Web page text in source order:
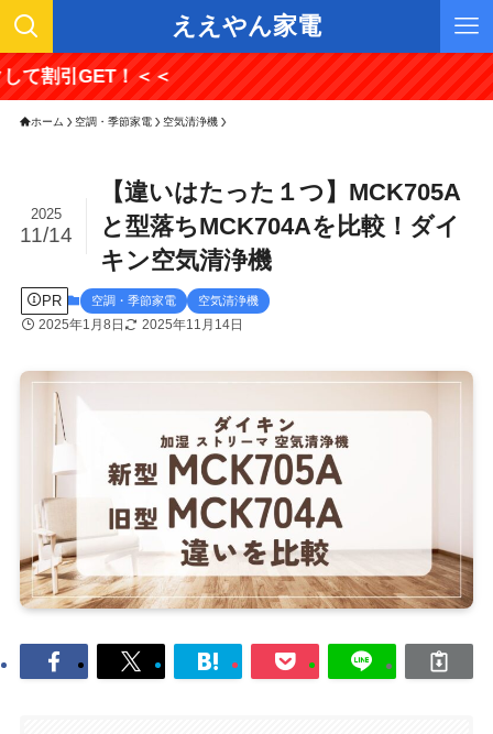
ええやん家電
！＜＜
ホーム 空調・季節家電 空気清浄機
【違いはたった１つ】MCK705A
と型落ちMCK704Aを比較！ダイ
キン空気清浄機
2025
11/14
PR 空調・季節家電 空気清浄機
2025年1月8日 2025年11月14日